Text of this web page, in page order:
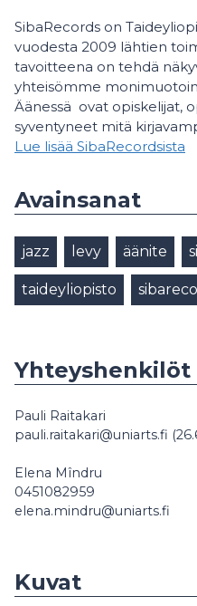
SibaRecords on
vuodesta 2009 lähtien
tavoitteena on tehdä
yhteisömme
Äänessä ovat opiskelijat,
syventyneet mitä
Lue lisää SibaRecordsista
Avainsanat
jazz levy äänite
taideyliopisto
Yhteyshenkilöt
Pauli Raitakari
pauli.raitakari@uniarts.fi
Elena Mîndru
0451082959
elena.mindru@uniarts.fi
Kuvat